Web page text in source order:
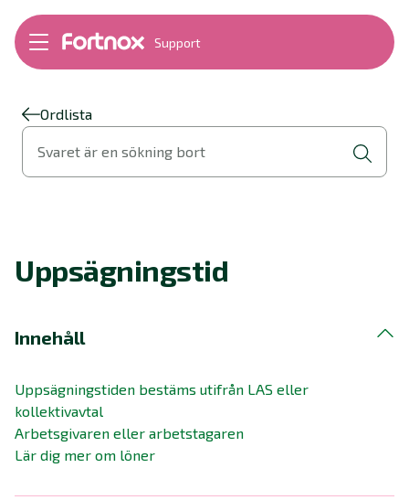
Support
Bokföring
Fakturering
Byt till Fortnox
Felsökning
Support Play
Nyheter
Ordlista
Svaret är en sökning bort
Uppsägningstid
Innehåll
Uppsägningstiden bestäms utifrån LAS eller
kollektivavtal
Arbetsgivaren eller arbetstagaren
Lär dig mer om löner